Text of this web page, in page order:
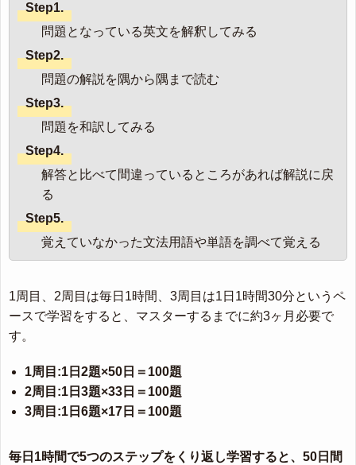
Step1.
問題となっている英文を解釈してみる
Step2.
問題の解説を隅から隅まで読む
Step3.
問題を和訳してみる
Step4.
解答と比べて間違っているところがあれば解説に戻
る
Step5.
覚えていなかった文法用語や単語を調べて覚える
1周目、2周目は毎日1時間、3周目は1日1時間30分というペ
ースで学習をすると、マスターするまでに約3ヶ月必要で
す。
1周目:1日2題×50日＝100題
2周目:1日3題×33日＝100題
3周目:1日6題×17日＝100題
毎日1時間で5つのステップをくり返し学習すると、50日間